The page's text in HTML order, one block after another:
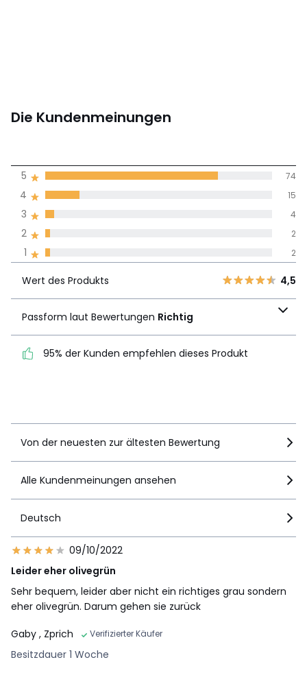
Die Kundenmeinungen
4,6
(97)
4
Wert des
Bewertungen
95% der Kunden
1 2
2 2
3 4
4 15
5 74
Wert des Produkts 4,5
Passform laut Bewertungen Richtig
95% der Kunden empfehlen dieses Produkt
Von der neuesten zur ältesten Bewertung
Alle Kundenmeinungen ansehen
Deutsch
09/10/2022
Leider eher olivegrün
Sehr bequem, leider aber nicht ein richtiges grau sondern
eher olivegrün. Darum gehen sie zurück
Gaby , Zprich Verifizierter Käufer
Besitzdauer 1 Woche